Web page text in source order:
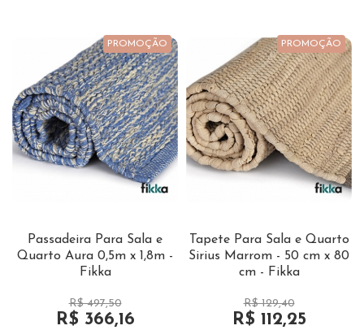
PROMOÇÃO
Passadeira Para Sala e
Quarto Aura 0,5m x 1,8m -
Fikka
R$ 497,50
R$ 366,16
PROMOÇÃO
Tapete Para Sala e Quarto
Sirius Marrom - 50 cm x 80
cm - Fikka
R$ 129,40
R$ 112,25